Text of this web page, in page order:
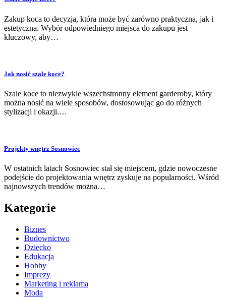
Zakup koca to decyzja, która może być zarówno praktyczna, jak i
estetyczna. Wybór odpowiedniego miejsca do zakupu jest
kluczowy, aby…
Jak nosić szale koce?
Szale koce to niezwykle wszechstronny element garderoby, który
można nosić na wiele sposobów, dostosowując go do różnych
stylizacji i okazji.…
Projekty wnętrz Sosnowiec
W ostatnich latach Sosnowiec stał się miejscem, gdzie nowoczesne
podejście do projektowania wnętrz zyskuje na popularności. Wśród
najnowszych trendów można…
Kategorie
Biznes
Budownictwo
Dziecko
Edukacja
Hobby
Imprezy
Marketing i reklama
Moda